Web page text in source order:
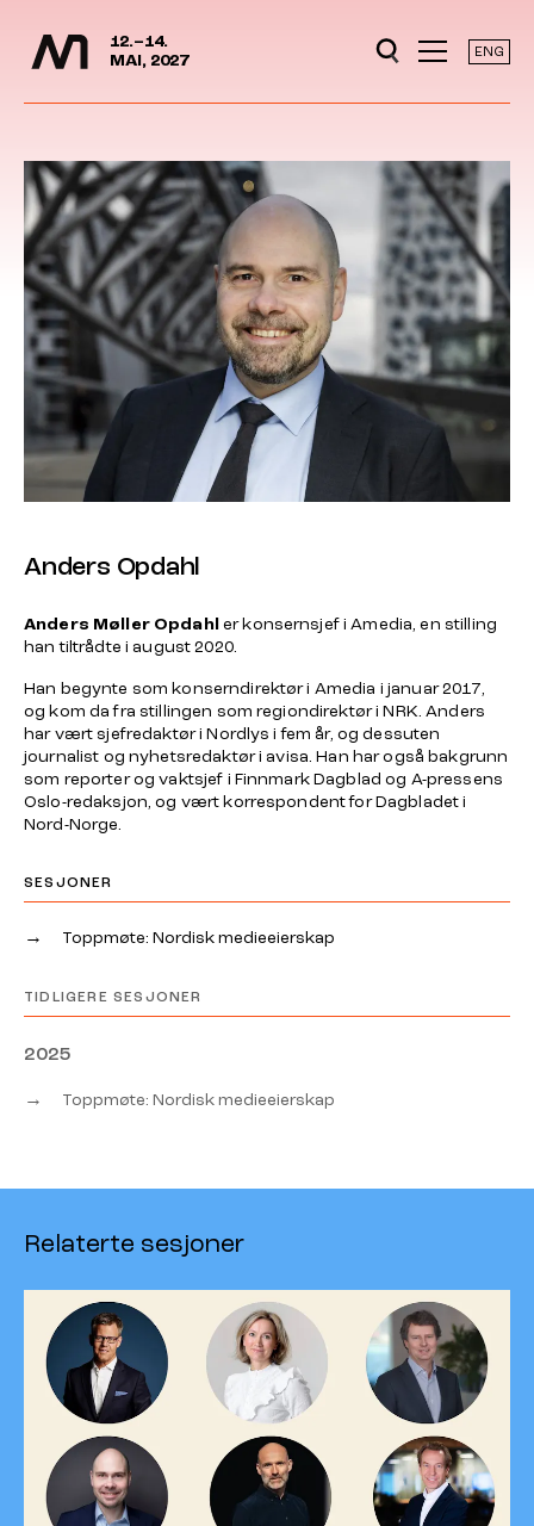
Hopp til hovedinnhold
12.–14.
MAI, 2027
ENG
Anders Opdahl
Anders Møller Opdahl er konsernsjef i Amedia, en stilling
han tiltrådte i august 2020.
Han begynte som konserndirektør i Amedia i januar 2017,
og kom da fra stillingen som regiondirektør i NRK. Anders
har vært sjefredaktør i Nordlys i fem år, og dessuten
journalist og nyhetsredaktør i avisa. Han har også bakgrunn
som reporter og vaktsjef i Finnmark Dagblad og A-pressens
Oslo-redaksjon, og vært korrespondent for Dagbladet i
Nord-Norge.
SESJONER
→ Toppmøte: Nordisk medieeierskap
TIDLIGERE SESJONER
2025
→ Toppmøte: Nordisk medieeierskap
Relaterte sesjoner